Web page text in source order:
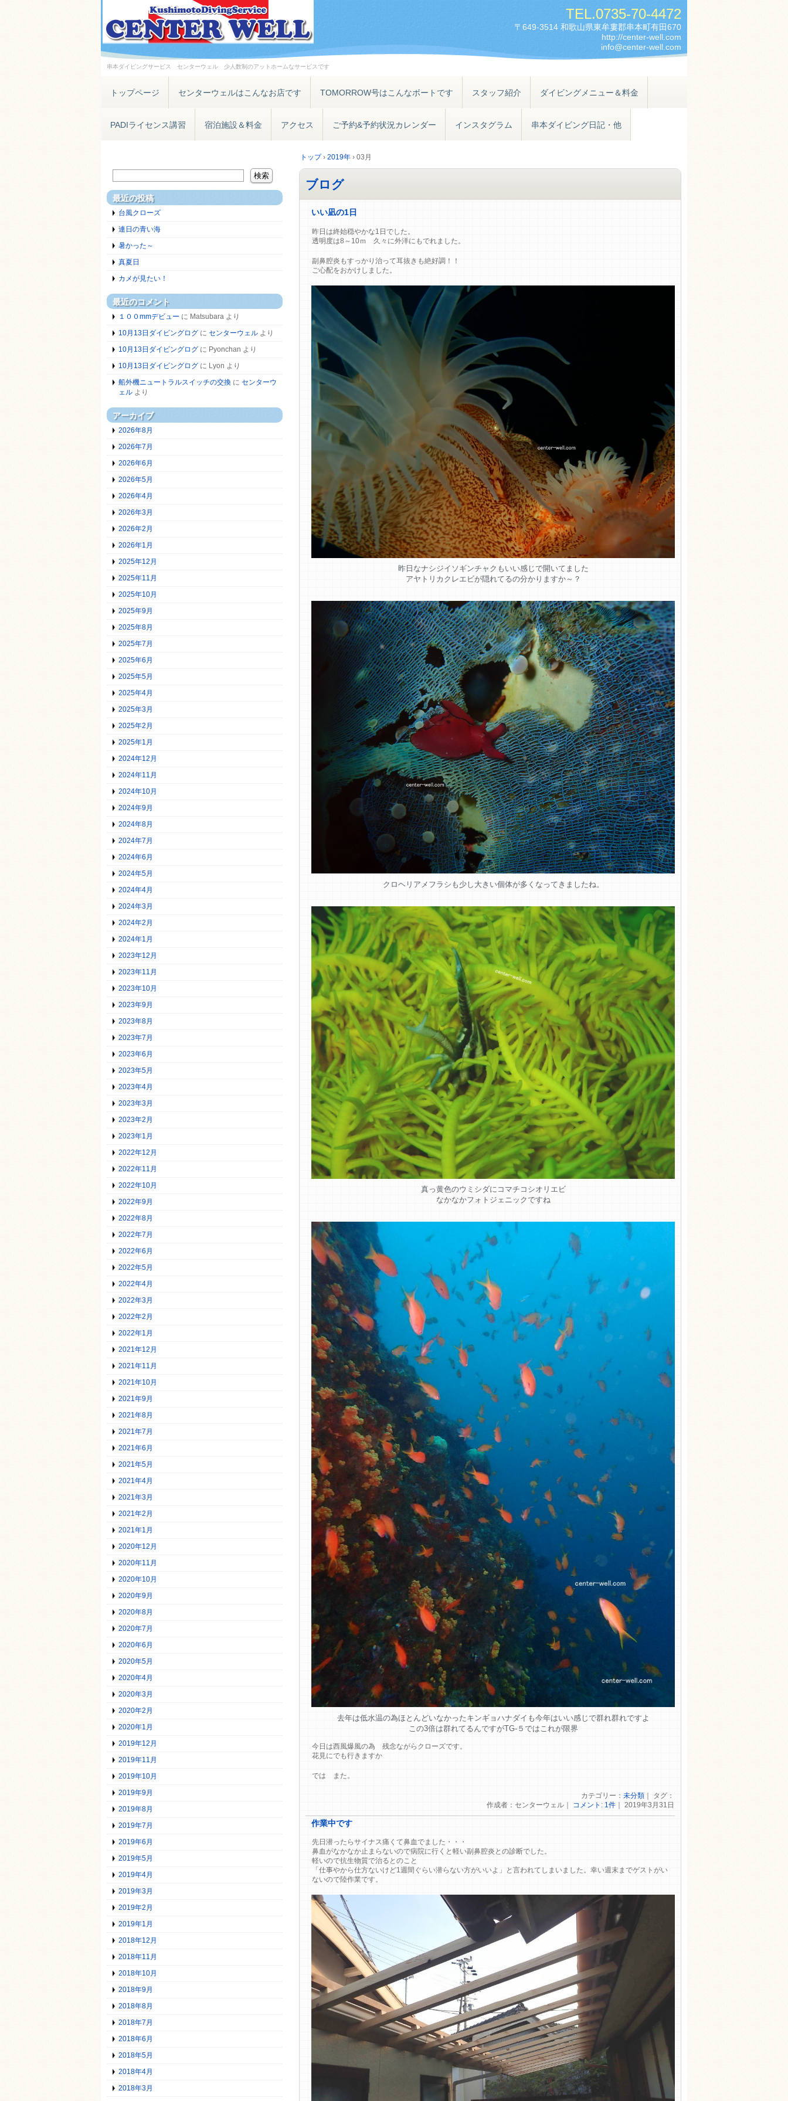
串本ダイビングサービス センターウェル 少人数制のアットホームなサービスです
TEL.0735-70-4472
〒649-3514 和歌山県東牟婁郡串本町有田670
http://center-well.com
info@center-well.com
トップページ センターウェルはこんなお店です TOMORROW号はこんなボートです スタッフ紹介 ダイビングメニュー＆料金
PADIライセンス講習 宿泊施設＆料金 アクセス ご予約&予約状況カレンダー インスタグラム 串本ダイビング日記・他
トップ› 2019年 › 03月
ブログ
いい凪の1日
昨日は終始穏やかな1日でした。
透明度は8～10ｍ 久々に外洋にもでれました。
副鼻腔炎もすっかり治って耳抜きも絶好調！！
ご心配をおかけしました。
昨日なナシジイソギンチャクもいい感じで開いてました
アヤトリカクレエビが隠れてるの分かりますか～？
クロヘリアメフラシも少し大きい個体が多くなってきましたね。
真っ黄色のウミシダにコマチコシオリエビ
なかなかフォトジェニックですね
去年は低水温の為ほとんどいなかったキンギョハナダイも今年はいい感じで群れ群れですよ
この3倍は群れてるんですがTG-５ではこれが限界
今日は西風爆風の為 残念ながらクローズです。
花見にでも行きますか
では また。
カテゴリー： 未分類｜ タグ：
作成者：センターウェル｜
コメント: 1件｜ 2019年3月31日
作業中です
先日潜ったらサイナス痛くて鼻血でました・・・
鼻血がなかなか止まらないので病院に行くと軽い副鼻腔炎との診断でした。
軽いので抗生物質で治るとのこと
「仕事やから仕方ないけど1週間ぐらい潜らない方がいいよ」と言われてしまいました。幸い週末までゲストがい
ないので陸作業です。
最近の投稿
台風クローズ
連日の青い海
暑かった～
真夏日
カメが見たい！
最近のコメント
１００mmデビュー に Matsubara より
10月13日ダイビングログ に センターウェル より
10月13日ダイビングログ に Pyonchan より
10月13日ダイビングログ に Lyon より
船外機ニュートラルスイッチの交換 に センターウ
ェル より
アーカイブ
2026年8月
2026年7月
2026年6月
2026年5月
2026年4月
2026年3月
2026年2月
2026年1月
2025年12月
2025年11月
2025年10月
2025年9月
2025年8月
2025年7月
2025年6月
2025年5月
2025年4月
2025年3月
2025年2月
2025年1月
2024年12月
2024年11月
2024年10月
2024年9月
2024年8月
2024年7月
2024年6月
2024年5月
2024年4月
2024年3月
2024年2月
2024年1月
2023年12月
2023年11月
2023年10月
2023年9月
2023年8月
2023年7月
2023年6月
2023年5月
2023年4月
2023年3月
2023年2月
2023年1月
2022年12月
2022年11月
2022年10月
2022年9月
2022年8月
2022年7月
2022年6月
2022年5月
2022年4月
2022年3月
2022年2月
2022年1月
2021年12月
2021年11月
2021年10月
2021年9月
2021年8月
2021年7月
2021年6月
2021年5月
2021年4月
2021年3月
2021年2月
2021年1月
2020年12月
2020年11月
2020年10月
2020年9月
2020年8月
2020年7月
2020年6月
2020年5月
2020年4月
2020年3月
2020年2月
2020年1月
2019年12月
2019年11月
2019年10月
2019年9月
2019年8月
2019年7月
2019年6月
2019年5月
2019年4月
2019年3月
2019年2月
2019年1月
2018年12月
2018年11月
2018年10月
2018年9月
2018年8月
2018年7月
2018年6月
2018年5月
2018年4月
2018年3月